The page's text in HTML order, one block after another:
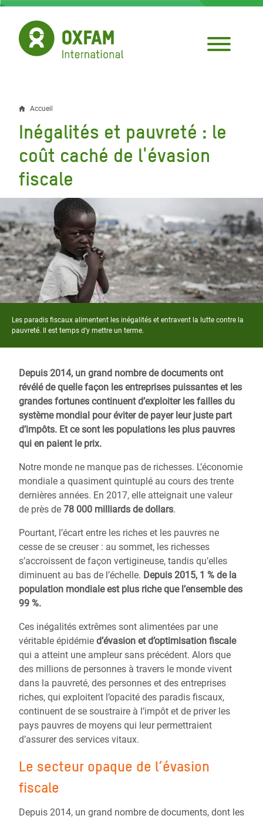
Aller
contenu
principal
Fil
d'Ariane
Accueil
Inégalités et pauvreté : le
coût caché de l'évasion
fiscale
Les paradis fiscaux alimentent les inégalités et entravent la lutte contre la
pauvreté. Il est temps d’y mettre un terme.
Depuis 2014, un grand nombre de documents ont
révélé de quelle façon les entreprises puissantes et les
grandes fortunes continuent d’exploiter les failles du
système mondial pour éviter de payer leur juste part
d’impôts. Et ce sont les populations les plus pauvres
qui en paient le prix.
Notre monde ne manque pas de richesses. L’économie
mondiale a quasiment quintuplé au cours des trente
dernières années. En 2017, elle atteignait une valeur
de près de 78 000 milliards de dollars.
Pourtant, l’écart entre les riches et les pauvres ne
cesse de se creuser : au sommet, les richesses
s’accroissent de façon vertigineuse, tandis qu’elles
diminuent au bas de l’échelle. Depuis 2015, 1 % de la
population mondiale est plus riche que l’ensemble des
99 %.
Ces inégalités extrêmes sont alimentées par une
véritable épidémie d’évasion et d’optimisation fiscale
qui a atteint une ampleur sans précédent. Alors que
des millions de personnes à travers le monde vivent
dans la pauvreté, des personnes et des entreprises
riches, qui exploitent l’opacité des paradis fiscaux,
continuent de se soustraire à l’impôt et de priver les
pays pauvres de moyens qui leur permettraient
d’assurer des services vitaux.
Le secteur opaque de l’évasion
fiscale
Depuis 2014, un grand nombre de documents, dont les